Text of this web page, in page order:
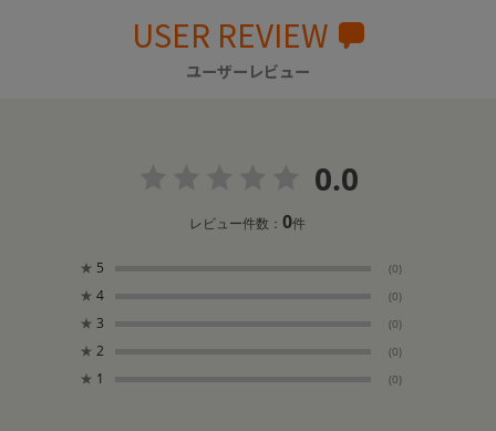
USER REVIEW
ユーザーレビュー
0.0
レビュー件数：0件
★ 5 (0)
★ 4 (0)
★ 3 (0)
★ 2 (0)
★ 1 (0)